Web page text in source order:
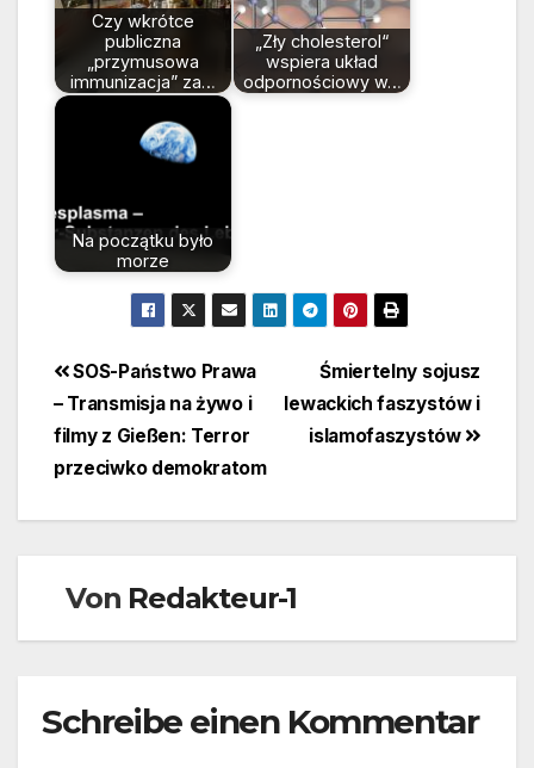
Czy wkrótce
publiczna
„przymusowa
immunizacja” za…
„Zły cholesterol“
wspiera układ
odpornościowy w…
Na początku było
morze
BeitragsnavigationŚmiertelny sojusz
lewackich faszystów i
islamofaszystów
SOS-Państwo Prawa
– Transmisja na żywo i
filmy z Gießen: Terror
przeciwko demokratom
Von Redakteur-1
Schreibe einen Kommentar